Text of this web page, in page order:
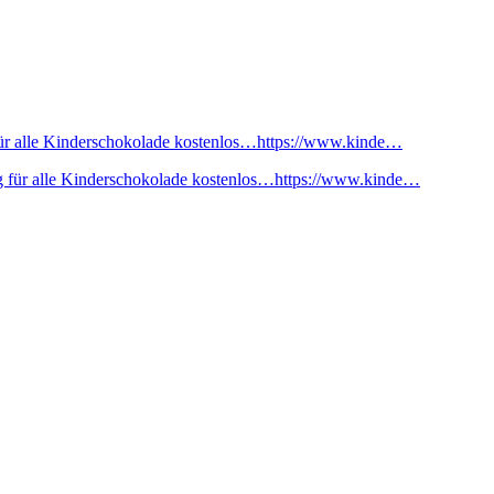
alle Kinderschokolade kostenlos…https://www.kinde…
für alle Kinderschokolade kostenlos…https://www.kinde…